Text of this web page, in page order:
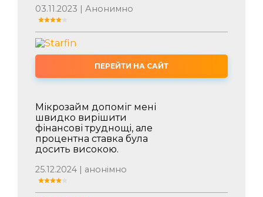
03.11.2023 | Анонимно
ПЕРЕЙТИ НА САЙТ
Мікрозайм допоміг мені
швидко вирішити
фінансові труднощі, але
процентна ставка була
досить високою.
25.12.2024 | анонімно